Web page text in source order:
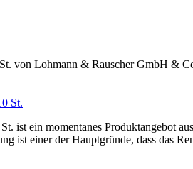
von Lohmann & Rauscher GmbH &
ist ein momentanes Produktangebot
ist einer der Hauptgründe, dass das